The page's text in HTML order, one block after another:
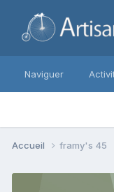
Naviguer
Accueil framy's 45